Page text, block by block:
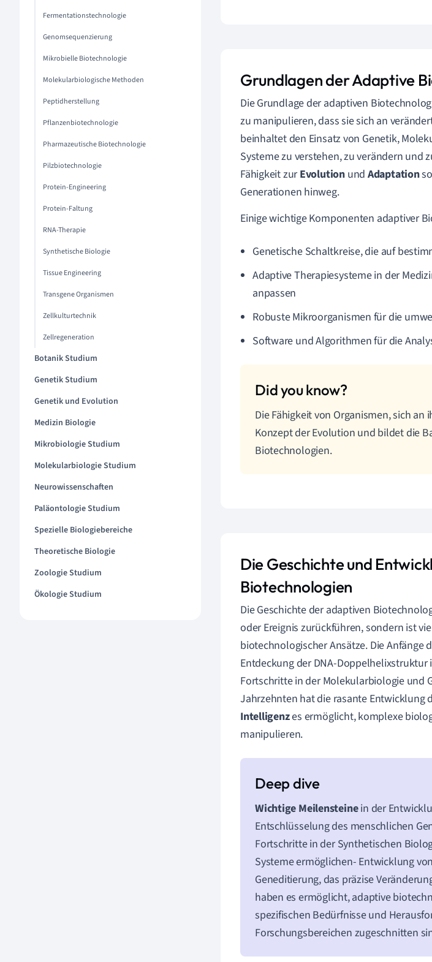
Fermentationstechnologie
Genomsequenzierung
Mikrobielle Biotechnologie
Molekularbiologische Methoden
Peptidherstellung
Pflanzenbiotechnologie
Pharmazeutische Biotechnologie
Pilzbiotechnologie
Protein-Engineering
Protein-Faltung
RNA-Therapie
Synthetische Biologie
Tissue Engineering
Transgene Organismen
Zellkulturtechnik
Zellregeneration
Botanik Studium
Genetik Studium
Genetik und Evolution
Medizin Biologie
Mikrobiologie Studium
Molekularbiologie Studium
Neurowissenschaften
Paläontologie Studium
Spezielle Biologiebereiche
Theoretische Biologie
Zoologie Studium
Ökologie Studium
Grundlagen der Adaptive
Die Grundlage der adaptiven
zu manipulieren, dass sie sich an
beinhaltet den Einsatz von Genetik,
Systeme zu verstehen, zu verändern und
Fähigkeit zurEvolutionund Adaptation
Generationen hinweg.
Einige wichtige Komponenten adaptiver
Genetische Schaltkreise, die auf
Adaptive Therapiesysteme in der
anpassen
Robuste Mikroorganismen für die
Software und Algorithmen für die
Die Fähigkeit von Organismen, sich
Konzept der Evolution und bildet die
Biotechnologien.
Die Geschichte und
Biotechnologien
Die Geschichte der adaptiven
oder Ereignis zurückführen, sondern ist
biotechnologischer Ansätze. Die Anfänge
Entdeckung der DNA-
Fortschritte in der Molekularbiologie und
Jahrzehnten hat die rasante Entwicklung
Intelligenzes ermöglicht, komplexe
manipulieren.
Wichtige Meilensteinein der
Entschlüsselung des menschlichen
Fortschritte in der Synthetischen
Systeme ermöglichen- Entwicklung
Geneditierung, das präzise
haben es ermöglicht, adaptive
spezifischen Bedürfnisse und
Forschungsbereichen zugeschnitten